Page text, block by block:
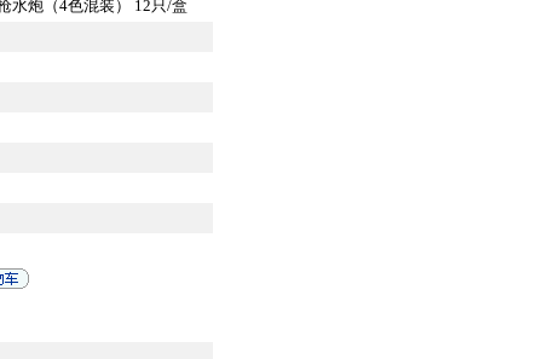
水炮（4色混装） 12只/盒